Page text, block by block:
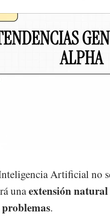
Artificial no
unaextensión natural
.